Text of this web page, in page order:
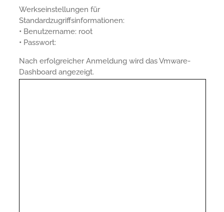
Werkseinstellungen für
Standardzugriffsinformationen:
• Benutzername: root
• Passwort:
Nach erfolgreicher Anmeldung wird das Vmware-
Dashboard angezeigt.